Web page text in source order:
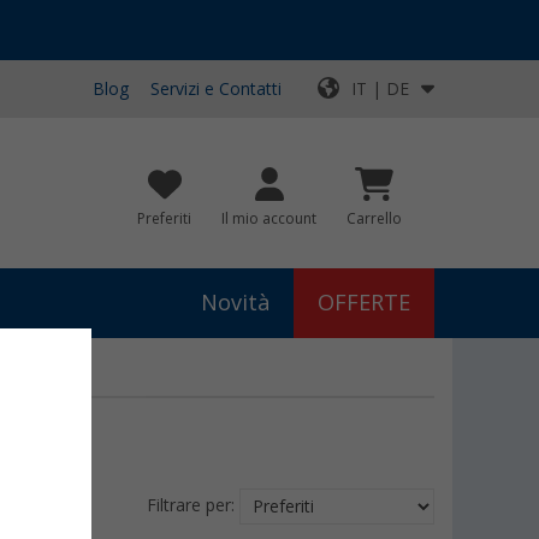
Blog Servizi e Contatti IT | DE
Preferiti Il mio account Carrello
Novità OFFERTE
Filtrare per: